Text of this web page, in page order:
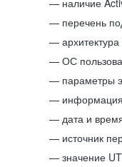
наличие
перечень
ОС
параметры
информация
дата и
источник
значение